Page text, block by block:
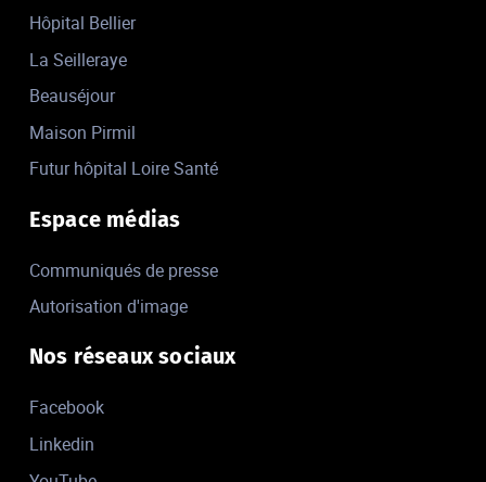
Hôpital Bellier
La Seilleraye
Beauséjour
Maison Pirmil
Futur hôpital Loire Santé
Espace médias
Communiqués de presse
Autorisation d'image
Nos réseaux sociaux
Facebook
Linkedin